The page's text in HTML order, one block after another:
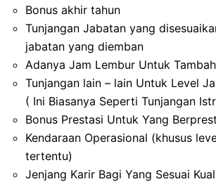
Bonus akhir tahun
Tunjangan Jabatan yang
jabatan yang diemban
Adanya Jam Lembur Untuk
Tunjangan lain – lain Untuk Level
( Ini Biasanya Seperti Tunjangan
Bonus Prestasi Untuk Yang
Kendaraan Operasional (khusus
tertentu)
Jenjang Karir Bagi Yang Sesuai